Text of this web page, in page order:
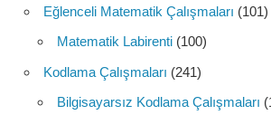
Eğlenceli Matematik Çalışmaları (101)
Matematik Labirenti (100)
Kodlama Çalışmaları (241)
Bilgisayarsız Kodlama Çalışmaları